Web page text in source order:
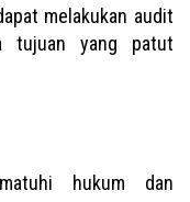
melakukan audit
tujuan yang patut
hukum dan